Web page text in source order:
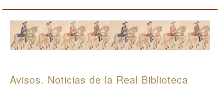
Avisos. Noticias de la Real Biblioteca